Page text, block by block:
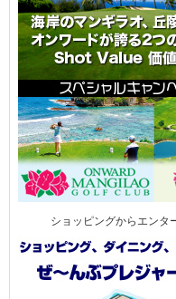
ショッピングからエンタ